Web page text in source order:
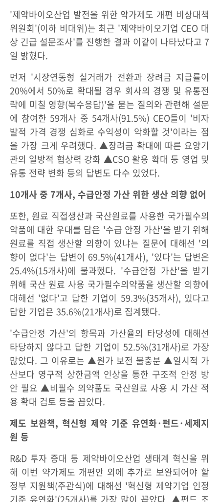
'제약바이오산업 발전을 위한 약가제도 개편 비상대책
위원회'(이하 비대위)는 최근 '제약바이오기업 CEO 대
상 긴급 설문조사'를 진행한 결과 이같이 나타났다고 7
일 밝혔다.
먼저 '시장연동형 실거래가 전환과 장려금 지급률이
20%에서 50%로 확대될 경우 회사의 경쟁 및 유통전
략에 미칠 영향(복수응답)'을 묻는 질의와 관련해 설문
에 참여한 59개사 중 54개사(91.5%) CEO들이 '비자
발적 가격 경쟁 심화로 수익성이 악화할 것'이라는 점
을 가장 크게 우려했다. ▲장려금 확대에 따른 요양기
관의 일방적 협상력 강화 ▲CSO 활용 확대 등 영업 및
유통 전략 변화 등의 답변도 다수 있었다.
10개사 중 7개사, 수급안정 가산 위한 생산 의향 없어
또한, 원료 직접생산과 국산원료를 사용한 국가필수의
약품에 대한 우대를 담은 '수급 안정 가산'을 받기 위해
원료를 직접 생산할 의향이 있냐는 질문에 대해선 '의
향이 없다'는 답변이 69.5%(41개사), '있다'는 답변은
25.4%(15개사)에 불과했다. '수급안정 가산'을 받기
위해 국산 원료 사용 국가필수의약품을 생산할 의향에
대해선 '없다'고 답한 기업이 59.3%(35개사), 있다고
답한 기업은 35.6%(21개사)로 집계됐다.
'수급안정 가산'의 항목과 가산율의 타당성에 대해선
타당하지 않다고 답한 기업이 52.5%(31개사)로 가장
많았다. 그 이유로는 ▲원가 보전 불충분 ▲일시적 가
산보다 영구적 상한금액 인상을 통한 구조적 안정 방
안 필요 ▲비필수 의약품도 국산원료 사용 시 가산 적
용 확대 검토 등을 꼽았다.
제도 보완책, 혁신형 제약 기준 유연화·펀드·세제지
원 등
R&D 투자 증대 등 제약바이오산업 생태계 혁신을 위
해 이번 약가제도 개편안 외에 추가로 보완되어야 할
정부 지원책(주관식)에 대해선 '혁신형 제약기업 인정
기준 유연화'(25개사)를 가장 많이 꼽았다. ▲펀드 조